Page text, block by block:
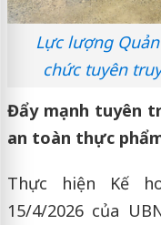
Lực lượng
chức tuyên
Đẩy mạnh tuyên
an toàn thực
Thực hiện Kế
15/4/2026 của